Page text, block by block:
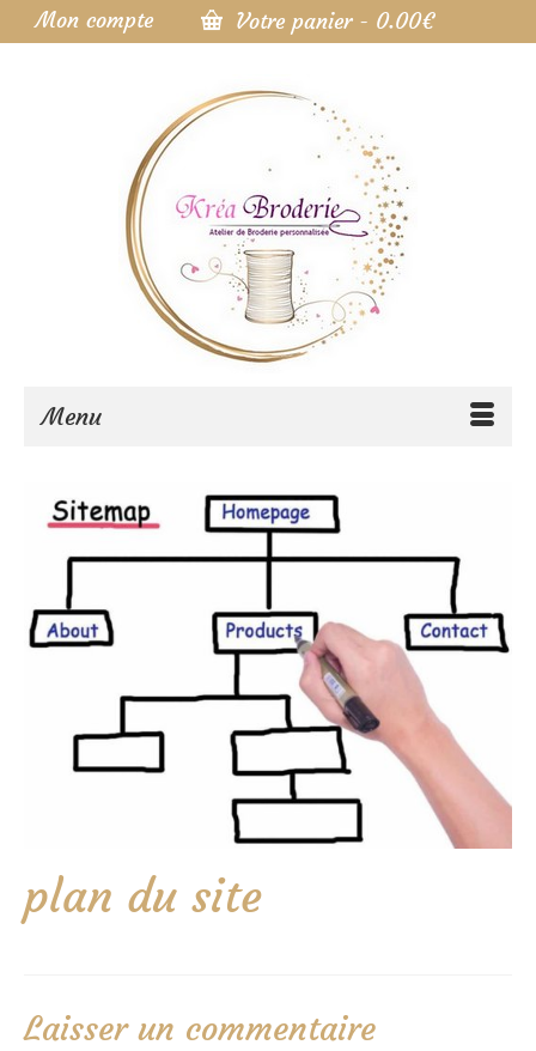
Mon compte Votre panier - 0.00€
Menu
plan du site
Laisser un commentaire